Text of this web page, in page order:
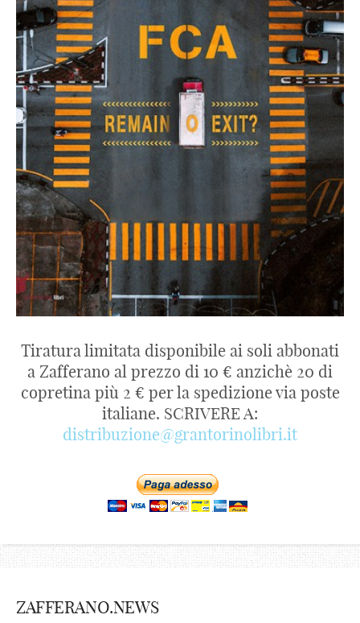
Tiratura limitata disponibile ai soli abbonati
a Zafferano al prezzo di 10 € anzichè 20 di
copretina più 2 € per la spedizione via poste
italiane. SCRIVERE A:
distribuzione@grantorinolibri.it
ZAFFERANO.NEWS